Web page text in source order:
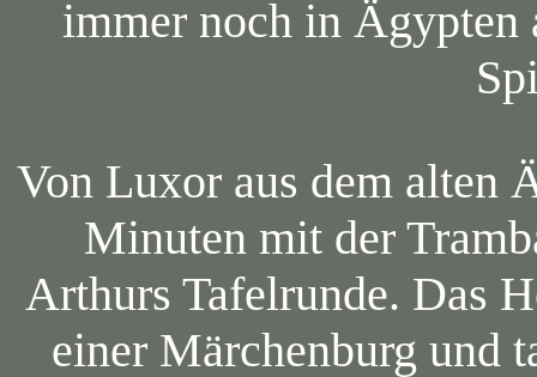
immer noch in Ägypten
Von Luxor aus dem alten
Minuten mit der
Arthurs Tafelrunde. Das
einer Märchenburg und